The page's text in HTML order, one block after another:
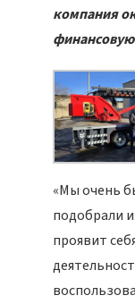
компания
«Мы очень
подобрали
проявит